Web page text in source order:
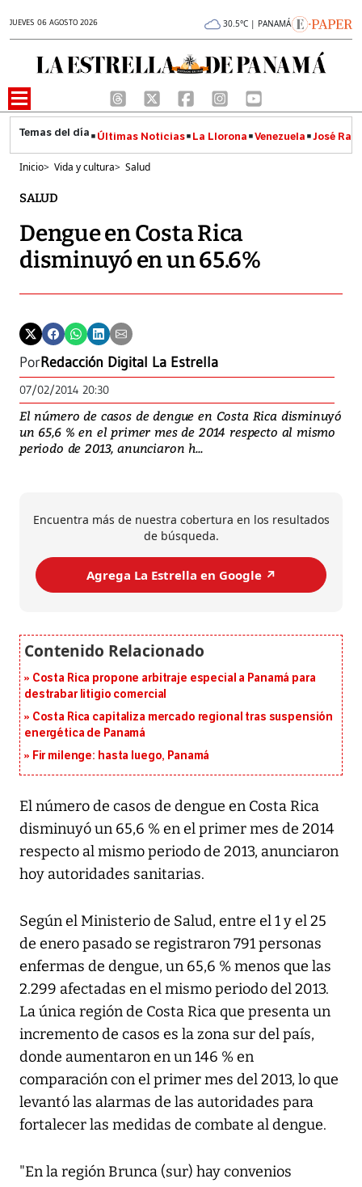
JUEVES 06 AGOSTO 2026 30.5°C | PANAMÁ
Últimas Noticias La Llorona Venezuela José
Inicio> Vida y cultura> Salud
SALUD
Dengue en Costa Rica
disminuyó en un 65.6%
PorRedacción Digital La Estrella
07/02/2014 20:30
El número de casos de dengue en Costa Rica disminuyó
un 65,6 % en el primer mes de 2014 respecto al mismo
periodo de 2013, anunciaron h...
Encuentra más de nuestra cobertura en los resultados
de búsqueda.
Agrega La Estrella en Google ↗️
Costa Rica propone arbitraje especial a Panamá para
destrabar litigio comercial
Costa Rica capitaliza mercado regional tras suspensión
energética de Panamá
Fir milenge: hasta luego, Panamá
El número de casos de dengue en Costa Rica
disminuyó un 65,6 % en el primer mes de 2014
respecto al mismo periodo de 2013, anunciaron
hoy autoridades sanitarias.
Según el Ministerio de Salud, entre el 1 y el 25
de enero pasado se registraron 791 personas
enfermas de dengue, un 65,6 % menos que las
2.299 afectadas en el mismo periodo del 2013.
La única región de Costa Rica que presenta un
incremento de casos es la zona sur del país,
donde aumentaron en un 146 % en
comparación con el primer mes del 2013, lo que
levantó las alarmas de las autoridades para
fortalecer las medidas de combate al dengue.
"En la región Brunca (sur) hay convenios